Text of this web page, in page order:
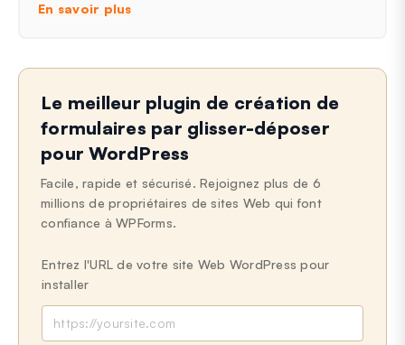
En savoir plus
Le meilleur plugin de création de
formulaires par glisser-déposer
pour WordPress
Facile, rapide et sécurisé. Rejoignez plus de 6
millions de propriétaires de sites Web qui font
confiance à WPForms.
Entrez l'URL de votre site Web WordPress pour
installer